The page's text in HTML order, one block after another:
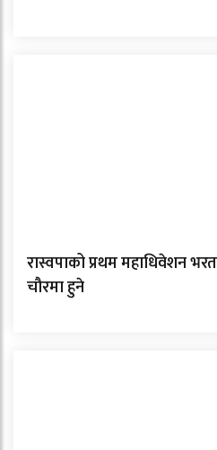
रास्वपाको प्रथम महाधिवेशन
चौरमा हुने